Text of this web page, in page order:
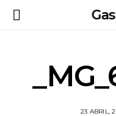
23 ABRIL,